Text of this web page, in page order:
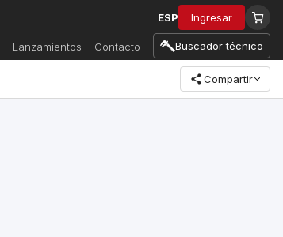
ESP Ingresar
Lanzamientos Contacto Buscador técnico
Compartir